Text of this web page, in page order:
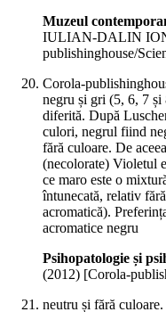
Muzeul
IULIAN-DALIN
publishinghouse/
Corola-
negru și gri (5, 6, 7 și
diferită. După
culori, negrul fiind
fără culoare. De
(necolorate) Violetul
ce maro este o
întunecată, relativ
acromatică).
acromatice negru
Psihopatologie și
(2012) [Corola-
neutru și fără culoare.